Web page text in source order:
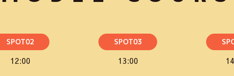
SPOT02
12:00
SPOT03
13:00